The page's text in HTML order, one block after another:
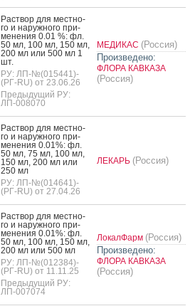
Рас­твор для мес­тно­
го и на­руж­но­го при­
мене­ния 0.01 %: фл.
50 мл, 100 мл, 150 мл,
200 мл или 500 мл 1
шт.
РУ: ЛП-№(015441)-
(РГ-RU) от 23.06.26
Предыдущий РУ:
ЛП-008070
МЕДИКАС (Россия)
Произведено:
ФЛОРА КАВКАЗА
(Россия)
Рас­твор для мес­тно­
го и на­руж­но­го при­
мене­ния 0.01%: фл.
50 мл, 75 мл, 100 мл,
150 мл, 200 мл или
250 мл
РУ: ЛП-№(014641)-
(РГ-RU) от 27.04.26
ЛЕКАРЬ (Россия)
Рас­твор для мес­тно­
го и на­руж­но­го при­
мене­ния 0.01%: фл.
50 мл, 100 мл, 150 мл,
200 мл или 500 мл
РУ: ЛП-№(012384)-
(РГ-RU) от 11.11.25
Предыдущий РУ:
ЛП-007074
ЛокалФарм (Россия)
Произведено:
ФЛОРА КАВКАЗА
(Россия)